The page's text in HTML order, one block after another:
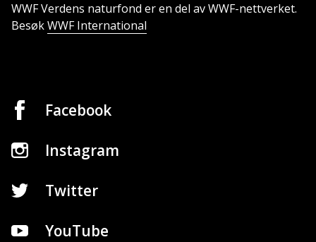
WWF Verdens naturfond er en del av WWF-nettverket.
BesøkWWF International
Facebook
Instagram
Twitter
YouTube